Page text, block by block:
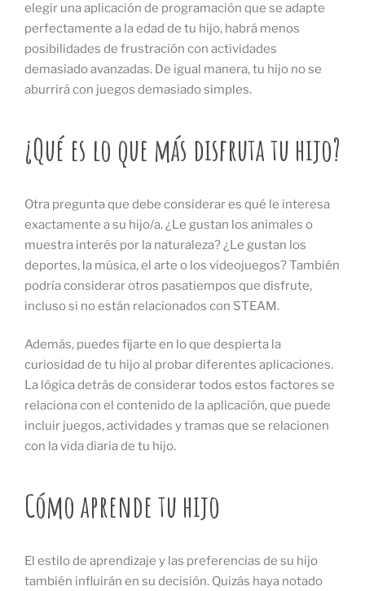
elegir una aplicación de programación que se adapte
perfectamente a la edad de tu hijo, habrá menos
posibilidades de frustración con actividades
demasiado avanzadas. De igual manera, tu hijo no se
aburrirá con juegos demasiado simples.
¿Qué es lo que más disfruta tu hijo?
Otra pregunta que debe considerar es qué le interesa
exactamente a su hijo/a. ¿Le gustan los animales o
muestra interés por la naturaleza? ¿Le gustan los
deportes, la música, el arte o los videojuegos? También
podría considerar otros pasatiempos que disfrute,
incluso si no están relacionados con STEAM.
Además, puedes fijarte en lo que despierta la
curiosidad de tu hijo al probar diferentes aplicaciones.
La lógica detrás de considerar todos estos factores se
relaciona con el contenido de la aplicación, que puede
incluir juegos, actividades y tramas que se relacionen
con la vida diaria de tu hijo.
Cómo aprende tu hijo
El estilo de aprendizaje y las preferencias de su hijo
también influirán en su decisión. Quizás haya notado